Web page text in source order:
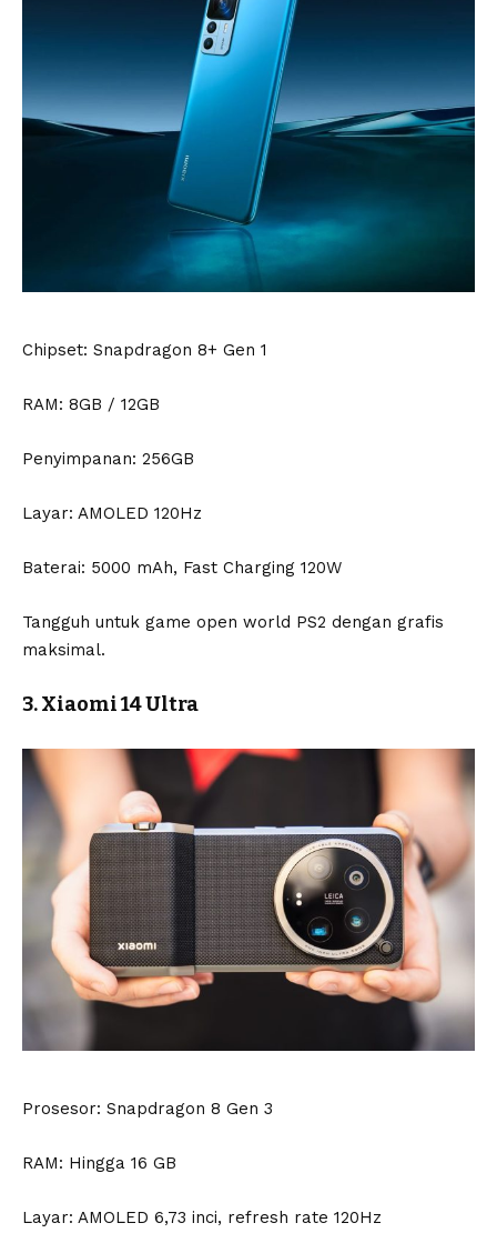
Chipset: Snapdragon 8+ Gen 1
RAM: 8GB / 12GB
Penyimpanan: 256GB
Layar: AMOLED 120Hz
Baterai: 5000 mAh, Fast Charging 120W
Tangguh untuk game open world PS2 dengan grafis
maksimal.
3. Xiaomi 14 Ultra
Prosesor: Snapdragon 8 Gen 3
RAM: Hingga 16 GB
Layar: AMOLED 6,73 inci, refresh rate 120Hz